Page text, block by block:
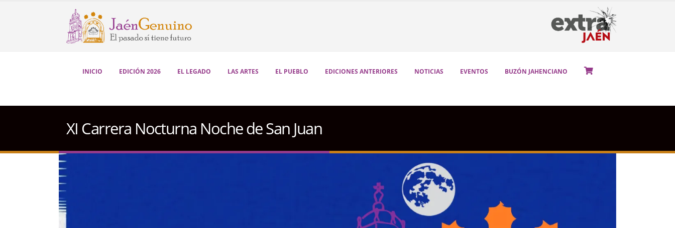
INICIO EDICIÓN 2026 EL LEGADO LAS ARTES EL PUEBLO EDICIONES ANTERIORES NOTICIAS EVENTOS BUZÓN JAHENCIANO
XI Carrera Nocturna Noche de San Juan